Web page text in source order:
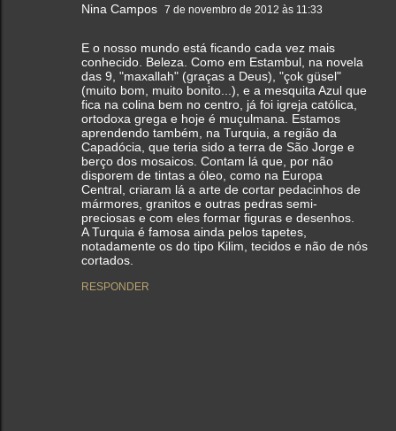
Nina Campos 7 de novembro de 2012 às 11:33
E o nosso mundo está ficando cada vez mais
conhecido. Beleza. Como em Estambul, na novela
das 9, "maxallah" (graças a Deus), "çok güsel"
(muito bom, muito bonito...), e a mesquita Azul que
fica na colina bem no centro, já foi igreja católica,
ortodoxa grega e hoje é muçulmana. Estamos
aprendendo também, na Turquia, a região da
Capadócia, que teria sido a terra de São Jorge e
berço dos mosaicos. Contam lá que, por não
disporem de tintas a óleo, como na Europa
Central, criaram lá a arte de cortar pedacinhos de
mármores, granitos e outras pedras semi-
preciosas e com eles formar figuras e desenhos.
A Turquia é famosa ainda pelos tapetes,
notadamente os do tipo Kilim, tecidos e não de nós
cortados.
RESPONDER